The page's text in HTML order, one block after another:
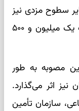
سایر سطوح مزدی نیز
افزایش ۴۵ درصدی به همراه رقم ثابت یک میلیون و ۵۰۰
مصوبه به طور
اثر می‌گذارد.
اجتماعی، سازمان تأمین